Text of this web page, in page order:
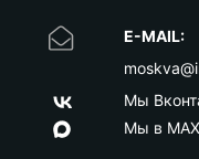
E-MAIL:
Мы
Мы в MAX